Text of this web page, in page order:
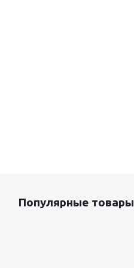
Популярные товары